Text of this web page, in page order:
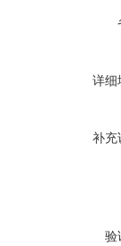
详细
补充
验